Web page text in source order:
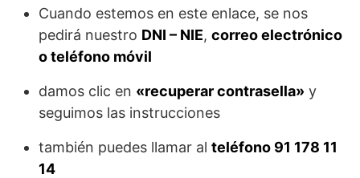
Cuando estemos en este enlace, se nos
pedirá nuestro DNI – NIE, correo electrónico
o teléfono móvil
damos clic en «recuperar contrasella» y
seguimos las instrucciones
también puedes llamar al teléfono 91 178 11
14